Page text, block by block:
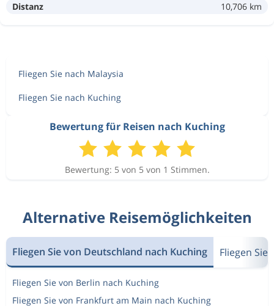
Distanz 10,706 km
Fliegen Sie nach Malaysia
Fliegen Sie nach Kuching
Bewertung für Reisen nach Kuching
Bewertung: 5 von 5 von 1 Stimmen.
Alternative Reisemöglichkeiten
Fliegen Sie von Deutschland nach Kuching Fliegen Sie
Fliegen Sie von Berlin nach Kuching
Fliegen Sie von Frankfurt am Main nach Kuching